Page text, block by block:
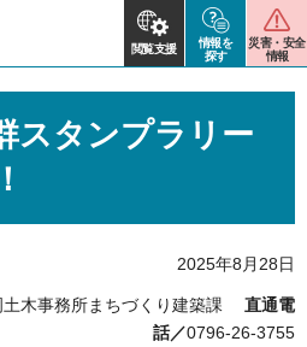
閲覧支援
情報を
探す
災害・安全
情報
スタンプラリー
2025年8月28日
土木事務所まちづくり建築課 直通電
話／0796-26-3755